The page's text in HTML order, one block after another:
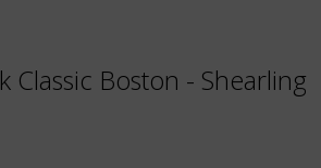
Classic Boston - Shearling